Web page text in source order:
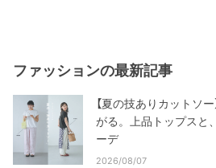
ファッションの最新記事
【夏の技ありカットソ
がる。上品トップスと
ーデ
2026/08/07